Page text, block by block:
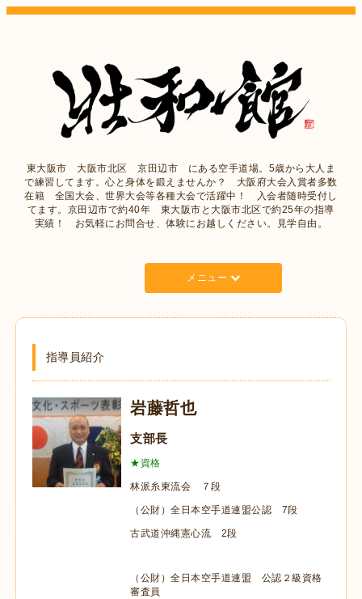
東大阪市 大阪市北区 京田辺市 にある空手道場。5歳から大人ま
で練習してます。心と身体を鍛えませんか？ 大阪府大会入賞者多数
在籍 全国大会、世界大会等各種大会で活躍中！ 入会者随時受付し
てます。京田辺市で約40年 東大阪市と大阪市北区で約25年の指導
実績！ お気軽にお問合せ、体験にお越しください。見学自由。
メニュー
指導員紹介
岩藤哲也
支部長
★資格
林派糸東流会 ７段
（公財）全日本空手道連盟公認 7段
古武道沖縄憲心流 2段
（公財）全日本空手道連盟 公認２級資格
審査員